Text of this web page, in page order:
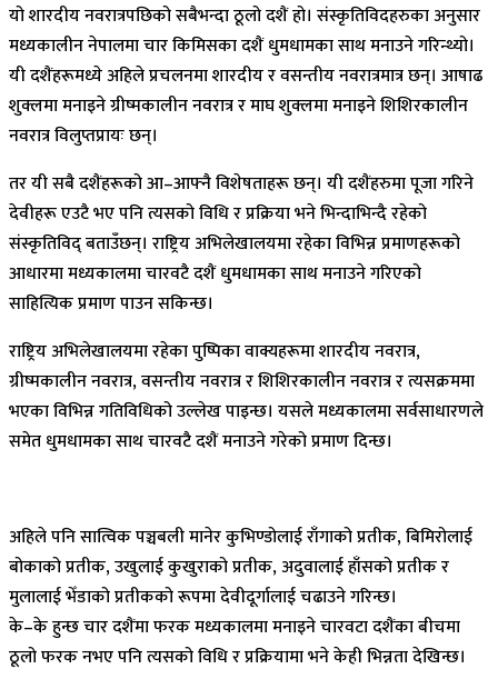
यो शारदीय नवरात्रपछिको सबैभन्दा ठूलो दशैं हो। संस्कृतिविदहरुका अनुसार
मध्यकालीन नेपालमा चार किमिसका दशैं धुमधामका साथ मनाउने गरिन्थ्यो।
यी दशैंहरूमध्ये अहिले प्रचलनमा शारदीय र वसन्तीय नवरात्रमात्र छन्। आषाढ
शुक्लमा मनाइने ग्रीष्मकालीन नवरात्र र माघ शुक्लमा मनाइने शिशिरकालीन
नवरात्र विलुप्तप्रायः छन्।
तर यी सबै दशैंहरूको आ–आफ्नै विशेषताहरू छन्। यी दशैंहरुमा पूजा गरिने
देवीहरू एउटै भए पनि त्यसको विधि र प्रक्रिया भने भिन्दाभिन्दै रहेको
संस्कृतिविद् बताउँछन्। राष्ट्रिय अभिलेखालयमा रहेका विभिन्न प्रमाणहरूको
आधारमा मध्यकालमा चारवटै दशैं धुमधामका साथ मनाउने गरिएको
साहित्यिक प्रमाण पाउन सकिन्छ।
राष्ट्रिय अभिलेखालयमा रहेका पुष्पिका वाक्यहरूमा शारदीय नवरात्र,
ग्रीष्मकालीन नवरात्र, वसन्तीय नवरात्र र शिशिरकालीन नवरात्र र त्यसक्रममा
भएका विभिन्न गतिविधिको उल्लेख पाइन्छ। यसले मध्यकालमा सर्वसाधारणले
समेत धुमधामका साथ चारवटै दशैं मनाउने गरेको प्रमाण दिन्छ।
अहिले पनि सात्विक पञ्चबली मानेर कुभिण्डोलाई राँगाको प्रतीक, बिमिरोलाई
बोकाको प्रतीक, उखुलाई कुखुराको प्रतीक, अदुवालाई हाँसको प्रतीक र
मुलालाई भेँडाको प्रतीकको रूपमा देवीदूर्गालाई चढाउने गरिन्छ।
के–के हुन्छ चार दशैंमा फरक मध्यकालमा मनाइने चारवटा दशैंका बीचमा
ठूलो फरक नभए पनि त्यसको विधि र प्रक्रियामा भने केही भिन्नता देखिन्छ।